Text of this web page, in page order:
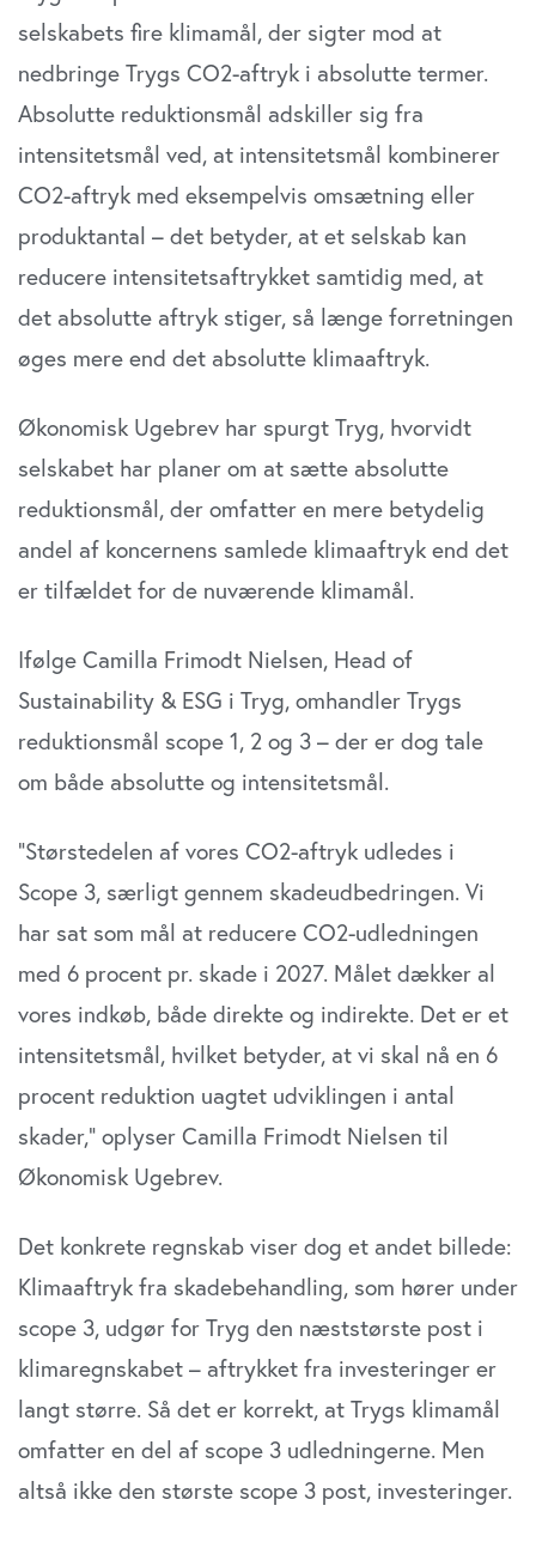
selskabets fire klimamål, der sigter mod at
nedbringe Trygs CO2-aftryk i absolutte termer.
Absolutte reduktionsmål adskiller sig fra
intensitetsmål ved, at intensitetsmål kombinerer
CO2-aftryk med eksempelvis omsætning eller
produktantal – det betyder, at et selskab kan
reducere intensitetsaftrykket samtidig med, at
det absolutte aftryk stiger, så længe forretningen
øges mere end det absolutte klimaaftryk.
Økonomisk Ugebrev har spurgt Tryg, hvorvidt
selskabet har planer om at sætte absolutte
reduktionsmål, der omfatter en mere betydelig
andel af koncernens samlede klimaaftryk end det
er tilfældet for de nuværende klimamål.
Ifølge Camilla Frimodt Nielsen, Head of
Sustainability & ESG i Tryg, omhandler Trygs
reduktionsmål scope 1, 2 og 3 – der er dog tale
om både absolutte og intensitetsmål.
”Størstedelen af vores CO2-aftryk udledes i
Scope 3, særligt gennem skadeudbedringen. Vi
har sat som mål at reducere CO2-udledningen
med 6 procent pr. skade i 2027. Målet dækker al
vores indkøb, både direkte og indirekte. Det er et
intensitetsmål, hvilket betyder, at vi skal nå en 6
procent reduktion uagtet udviklingen i antal
skader,” oplyser Camilla Frimodt Nielsen til
Økonomisk Ugebrev.
Det konkrete regnskab viser dog et andet billede:
Klimaaftryk fra skadebehandling, som hører under
scope 3, udgør for Tryg den næststørste post i
klimaregnskabet – aftrykket fra investeringer er
langt større. Så det er korrekt, at Trygs klimamål
omfatter en del af scope 3 udledningerne. Men
altså ikke den største scope 3 post, investeringer.